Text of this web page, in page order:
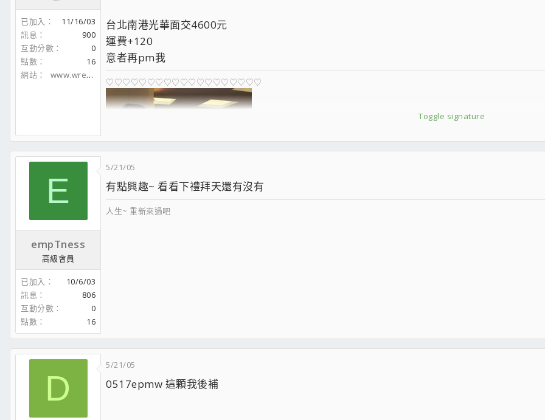
已加入
11/16/03
訊息
900
互動分數
0
點數
16
網站
www.wreth.cc
台北南港光華面交4600元
運費+120
意者再pm我
Toggle signature
♡♡♡♡♡♡♡♡♡♡♡♡♡♡♡♡♡♡♡
♡♡♡♡♡♡♡♡♡♡♡♡♡♡♡♡♡♡♡
E
empTness
高級會員
已加入
10/6/03
訊息
806
互動分數
0
點數
16
5/21/05
有點興趣~ 看看下禮拜天還有沒有
人生~ 重新來過吧
D
5/21/05
0517epmw 這顆我後補